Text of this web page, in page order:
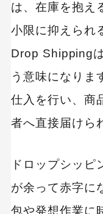
2. DSP型ドロ
Shopifyでドロ
すめな理由
1. ショップ構
2. Oberloを利
3. 顧客管理や
IT導入補助金を
します
は、在庫を抱え
小限に抑えられ
Drop Shipping
う意味になりま
仕入を行い、商
者へ直接届けら
ドロップシッピ
が余って赤字に
包や発想作業に